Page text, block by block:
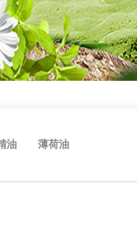
油 薄荷油